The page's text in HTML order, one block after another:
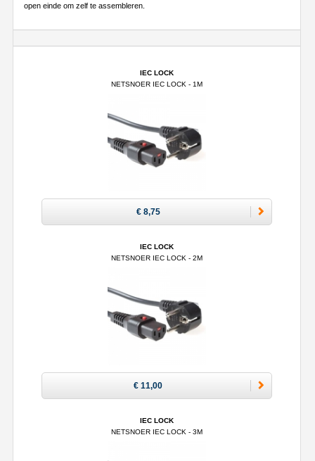
open einde om zelf te assembleren.
IEC LOCK
NETSNOER IEC LOCK - 1M
€ 8,75
IEC LOCK
NETSNOER IEC LOCK - 2M
€ 11,00
IEC LOCK
NETSNOER IEC LOCK - 3M